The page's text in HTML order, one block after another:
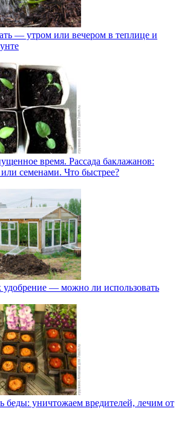
— утром или вечером в теплице и
время. Рассада баклажанов:
или семенами. Что быстрее?
удобрение — можно ли использовать
беды: уничтожаем вредителей, лечим от